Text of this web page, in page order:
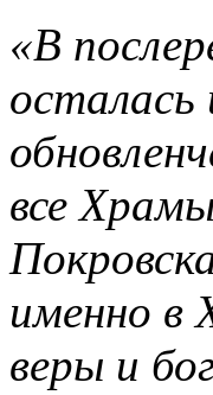
«В
все
именно в
веры и